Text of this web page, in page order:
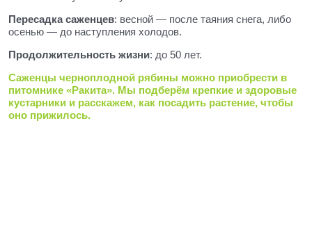
Пересадка саженцев: весной — после таяния снега, либо
осенью — до наступления холодов.
Продолжительность жизни: до 50 лет.
Саженцы черноплодной рябины можно приобрести в
питомнике «Ракита». Мы подберём крепкие и здоровые
кустарники и расскажем, как посадить растение, чтобы
оно прижилось.